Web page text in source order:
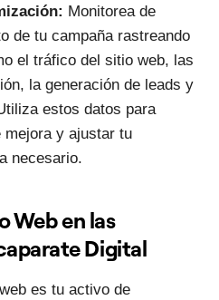
Monitorea de
de tu campaña rastreando
el tráfico del sitio web, las
la generación de leads y
estos datos para
mejora y ajustar tu
necesario.
Web en las
Digital
es tu activo de